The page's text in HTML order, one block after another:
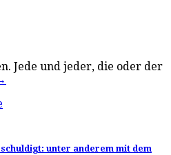
Jede und jeder, die oder der
unter anderem mit dem